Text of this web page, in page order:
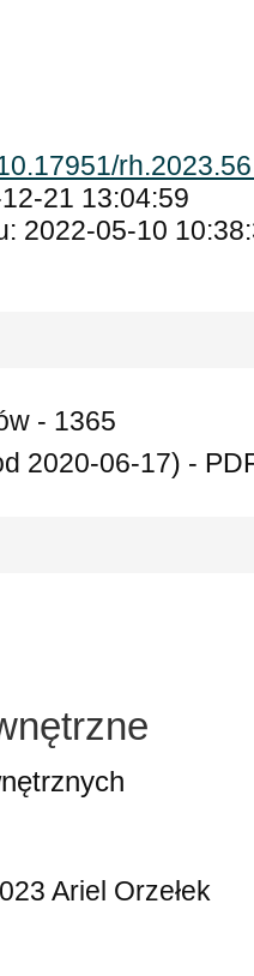
21 13:04:59
2022-05-10
- 1365
2020-06-17) -
Ariel Orzełek